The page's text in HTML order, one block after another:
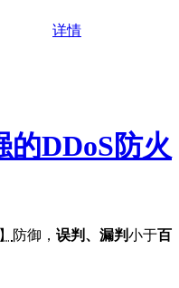
详情
DDoS防火
防御， 误判、漏判小于百